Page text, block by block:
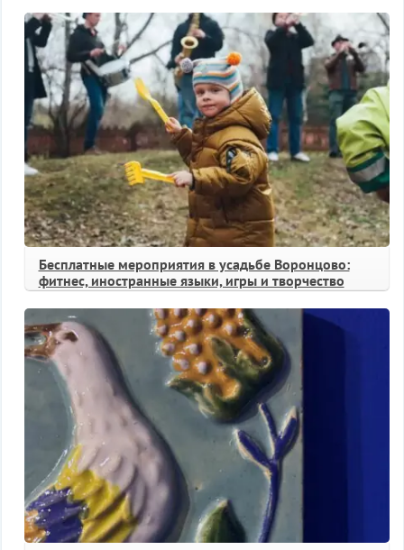
Бесплатные мероприятия в усадьбе Воронцово:
фитнес, иностранные языки, игры и творчество